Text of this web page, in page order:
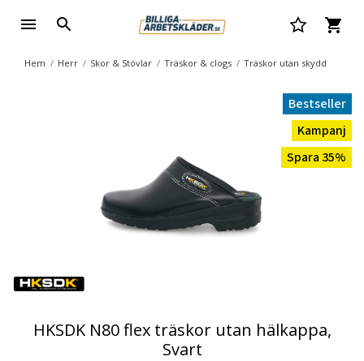
Hem Herr Skor & Stövlar Träskor & clogs Träskor utan skydd
Bestseller
Kampanj
Spara 35%
HKSDK N80 flex träskor utan hälkappa,
Svart